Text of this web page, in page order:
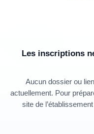
Les inscriptions
Aucun dossier ou
actuellement. Pour
site de